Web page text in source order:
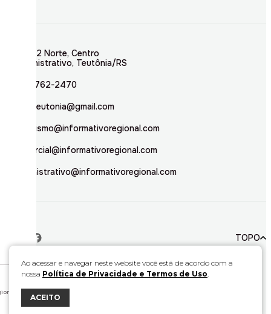
Ao acessar e navegar neste website você está de acordo com a
nossa Política de Privacidade e Termos de Uso.
ACEITO
Rua 02 Norte, Centro
Administrativo, Teutônia/RS
(51) 3762-2470
inforteutonia@gmail.com
jornalismo@informativoregional.com
comercial@informativoregional.com
administrativo@informativoregional.com
TOPO
© 2026. Todos direitos reservados a Informativo Regional.
redistribuído sem autorização.
Desenvolvido porBravo Interativa.